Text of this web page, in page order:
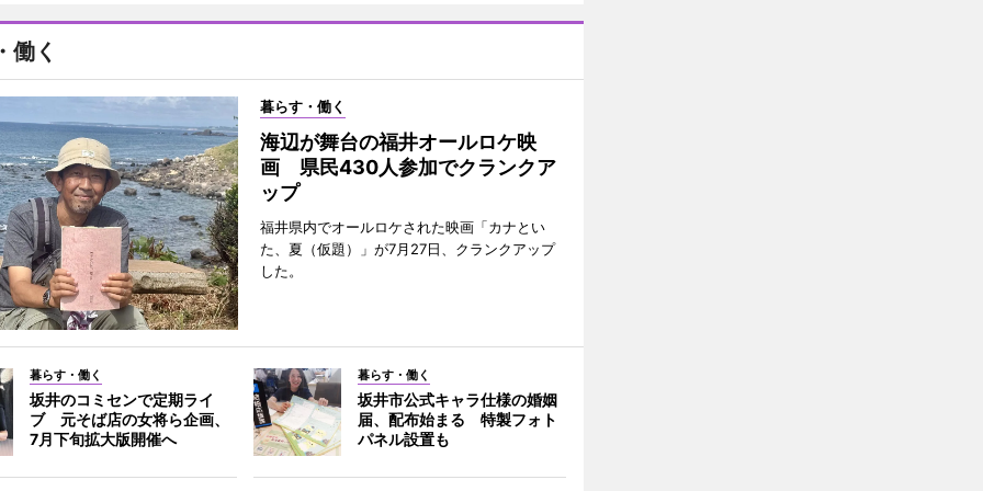
働く
暮らす・働く
海辺が舞台の福井オールロケ映
画 県民430人参加でクランクア
ップ
福井県内でオールロケされた映画「カナとい
た、夏（仮題）」が7月27日、クランクアップ
した。
暮らす・働く
坂井のコミセンで定期ライ
ブ 元そば店の女将ら企画、
7月下旬拡大版開催へ
暮らす・働く
坂井市公式キャラ仕様の婚姻
届、配布始まる 特製フォト
パネル設置も